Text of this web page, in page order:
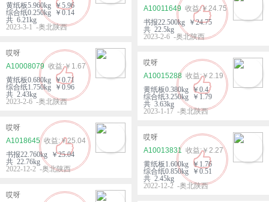
黄纸板5.960kg ￥5.96
综合纸0.250kg ￥0.14
共 6.21kg
2023-3-1 -奥北陕西
A10011649
￥24.75
书报22.500kg ￥24.75
共 22.5kg
2023-2-6 -奥北陕西
哎呀
A10008079
￥1.67
黄纸板0.680kg ￥0.71
综合纸1.750kg ￥0.96
共 2.43kg
2023-2-6 -奥北陕西
哎呀
A10015288
￥2.19
黄纸板0.380kg ￥0.4
综合纸3.250kg ￥1.79
共 3.63kg
2023-1-17 -奥北陕西
哎呀
A1018645
￥25.04
书报22.760kg ￥25.04
共 22.76kg
2022-12-2 -奥北陕西
哎呀
A10013831
￥2.27
黄纸板1.600kg ￥1.76
综合纸0.850kg ￥0.51
共 2.45kg
2022-12-2 -奥北陕西
哎呀